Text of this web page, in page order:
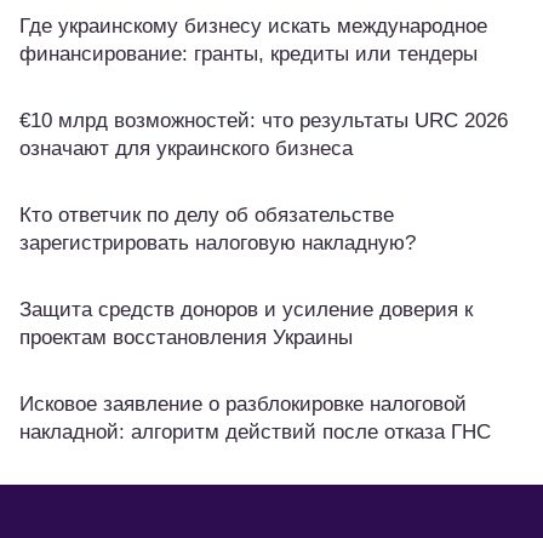
Где украинскому бизнесу искать международное
финансирование: гранты, кредиты или тендеры
€10 млрд возможностей: что результаты URC 2026
означают для украинского бизнеса
Кто ответчик по делу об обязательстве
зарегистрировать налоговую накладную?
Защита средств доноров и усиление доверия к
проектам восстановления Украины
Исковое заявление о разблокировке налоговой
накладной: алгоритм действий после отказа ГНС